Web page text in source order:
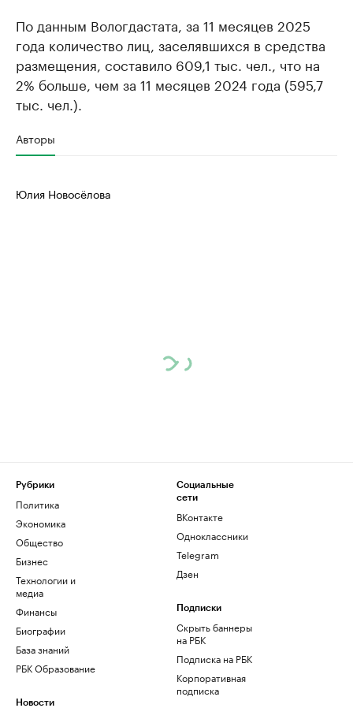
По данным Вологдастата, за 11 месяцев 2025
года количество лиц, заселявшихся в средства
размещения, составило 609,1 тыс. чел., что на
2% больше, чем за 11 месяцев 2024 года (595,7
тыс. чел.).
Авторы
Юлия Новосёлова
Рубрики
Политика
Экономика
Общество
Бизнес
Технологии и
медиа
Финансы
Биографии
База знаний
РБК Образование
Новости
Социальные
сети
ВКонтакте
Одноклассники
Telegram
Дзен
Подписки
Скрыть баннеры
на РБК
Подписка на РБК
Корпоративная
подписка